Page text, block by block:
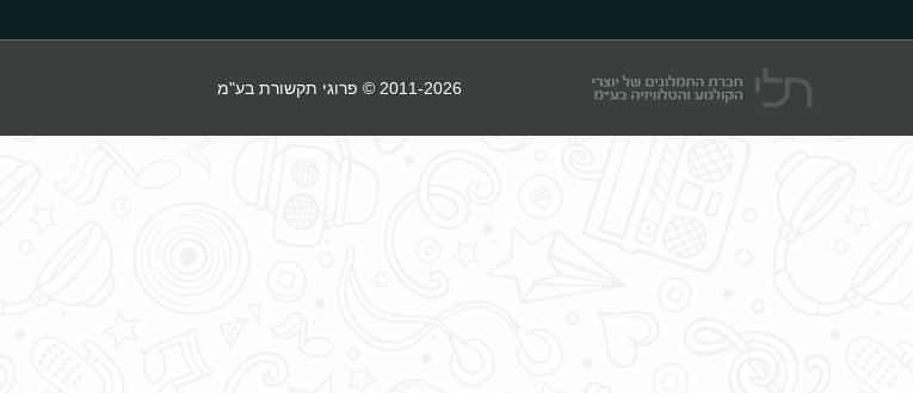
2011-2026 © פרוגי תקשורת בע"מ